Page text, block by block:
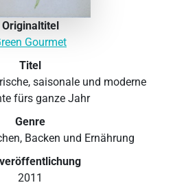
Originaltitel
Gourmet
Titel
saisonale und moderne
fürs ganze Jahr
Genre
Backen und Ernährung
2011